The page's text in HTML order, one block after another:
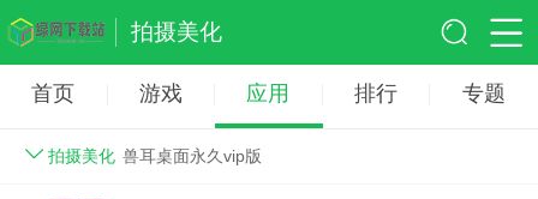
拍摄美化
首页 游戏 应用 排行 专题
拍摄美化 兽耳桌面永久vip版